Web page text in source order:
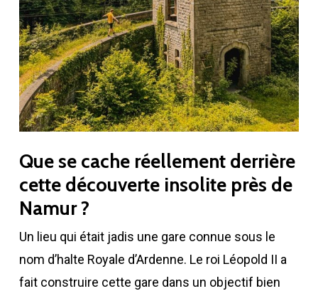
Que se cache réellement derrière
cette découverte insolite près de
Namur ?
Un lieu qui était jadis une gare connue sous le
nom d’halte Royale d’Ardenne. Le roi Léopold II a
fait construire cette gare dans un objectif bien